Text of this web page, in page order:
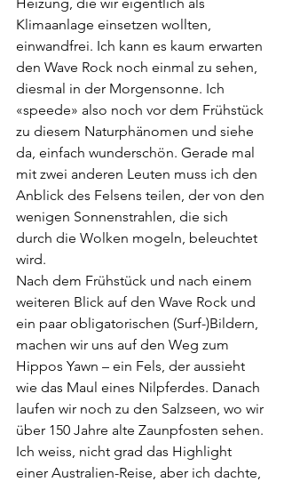
Klimaanlage einsetzen wollten,
einwandfrei. Ich kann es kaum erwarten
den Wave Rock noch einmal zu sehen,
diesmal in der Morgensonne. Ich
«speede» also noch vor dem Frühstück
zu diesem Naturphänomen und siehe
da, einfach wunderschön. Gerade mal
mit zwei anderen Leuten muss ich den
Anblick des Felsens teilen, der von den
wenigen Sonnenstrahlen, die sich
durch die Wolken mogeln, beleuchtet
wird.
Nach dem Frühstück und nach einem
weiteren Blick auf den Wave Rock und
ein paar obligatorischen (Surf-)Bildern,
machen wir uns auf den Weg zum
Hippos Yawn – ein Fels, der aussieht
wie das Maul eines Nilpferdes. Danach
laufen wir noch zu den Salzseen, wo wir
über 150 Jahre alte Zaunpfosten sehen.
Ich weiss, nicht grad das Highlight
einer Australien-Reise, aber ich dachte,